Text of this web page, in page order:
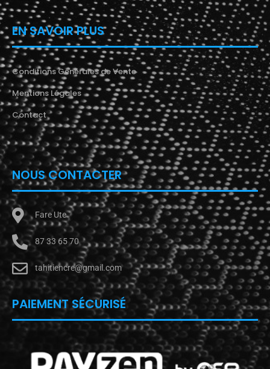
EN SAVOIR PLUS
Conditions Générales de Vente
Mentions Légales
Contact
NOUS CONTACTER
Fare Ute
87 33 65 70
tahitiencre@gmail.com
PAIEMENT SÉCURISÉ